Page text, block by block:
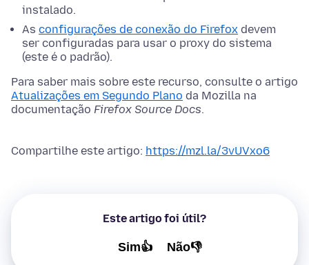
instalado.
As configurações de conexão do Firefox devem
ser configuradas para usar o proxy do sistema
(este é o padrão).
Para saber mais sobre este recurso, consulte o artigo
Atualizações em Segundo Plano da Mozilla na
documentação Firefox Source Docs.
Compartilhe este artigo: https://mzl.la/3vUVxo6
Este artigo foi útil?
Sim👍 Não👎